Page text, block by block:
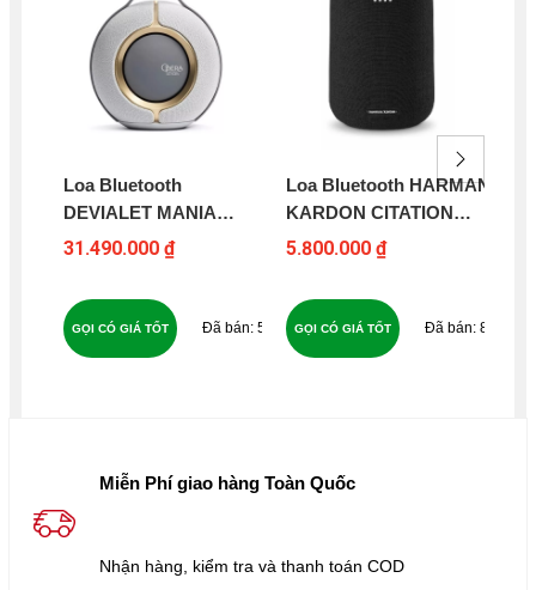
Loa Bluetooth
DEVIALET MANIA
OPERA DE PARIS
31.490.000 ₫
58
GỌI CÓ GIÁ TỐT
Loa Bluetooth HARMAN
KARDON CITATION
ONE
5.800.000 ₫
81
GỌI CÓ GIÁ TỐT
Miễn Phí giao hàng Toàn Quốc
Nhận hàng, kiểm tra và thanh toán COD